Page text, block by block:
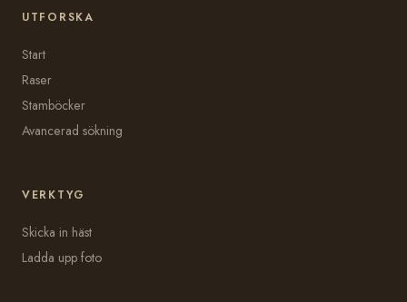
UTFORSKA
Start
Raser
Stamböcker
Avancerad sökning
VERKTYG
Skicka in häst
Ladda upp foto